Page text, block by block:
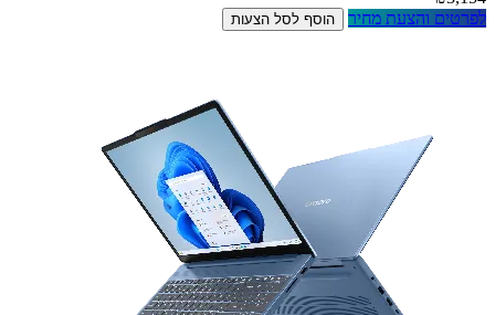
לפרטים והצעת מחיר
הוסף לסל הצעות